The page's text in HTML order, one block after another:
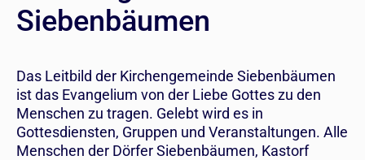
Siebenbäumen
Das Leitbild der Kirchengemeinde Siebenbäumen
ist das Evangelium von der Liebe Gottes zu den
Menschen zu tragen. Gelebt wird es in
Gottesdiensten, Gruppen und Veranstaltungen. Alle
Menschen der Dörfer Siebenbäumen, Kastorf